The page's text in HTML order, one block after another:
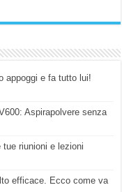
appoggi e fa tutto lui!
Aspirapolvere senza
riunioni e lezioni
efficace. Ecco come va